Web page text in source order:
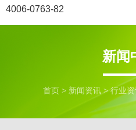
4006-0763-82
新闻
首页 > 新闻资讯 >行业